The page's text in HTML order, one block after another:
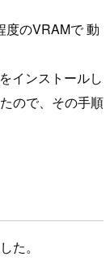
度のVRAMで 動
インストールし
ので、その手順
た。